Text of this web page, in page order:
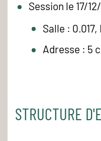
Session le 17/
Salle : 0.017,
Adresse : 5
STRUCTURE